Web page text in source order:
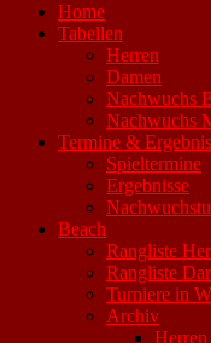
Home
Tabellen
Herren
Damen
Nachwuchs
Nachwuchs
Termine &
Spieltermine
Ergebnisse
Beach
Rangliste
Rangliste
Turniere in
Archiv